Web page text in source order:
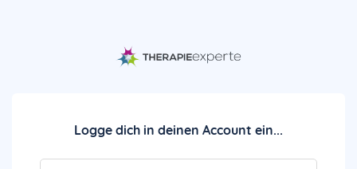
Logge dich in deinen Account ein...